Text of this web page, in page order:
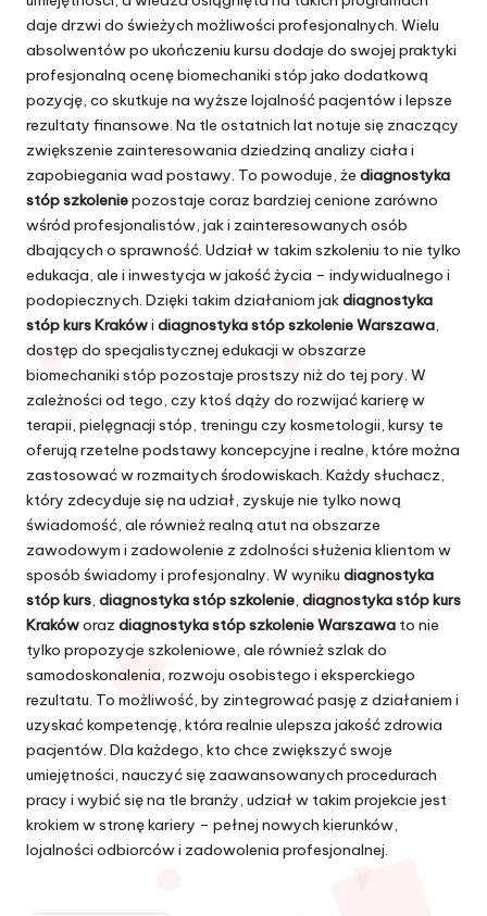
daje drzwi do świeżych możliwości profesjonalnych. Wielu
absolwentów po ukończeniu kursu dodaje do swojej praktyki
profesjonalną ocenę biomechaniki stóp jako dodatkową
pozycję, co skutkuje na wyższe lojalność pacjentów i lepsze
rezultaty finansowe. Na tle ostatnich lat notuje się znaczący
zwiększenie zainteresowania dziedziną analizy ciała i
zapobiegania wad postawy. To powoduje, że diagnostyka
stóp szkoleniepozostaje coraz bardziej cenione zarówno
wśród profesjonalistów, jak i zainteresowanych osób
dbających o sprawność. Udział w takim szkoleniu to nie tylko
edukacja, ale i inwestycja w jakość życia – indywidualnego i
podopiecznych. Dzięki takim działaniom jakdiagnostyka
stóp kurs Krakówi diagnostyka stóp szkolenie Warszawa,
dostęp do specjalistycznej edukacji w obszarze
biomechaniki stóp pozostaje prostszy niż do tej pory. W
zależności od tego, czy ktoś dąży do rozwijać karierę w
terapii, pielęgnacji stóp, treningu czy kosmetologii, kursy te
oferują rzetelne podstawy koncepcyjne i realne, które można
zastosować w rozmaitych środowiskach. Każdy słuchacz,
który zdecyduje się na udział, zyskuje nie tylko nową
świadomość, ale również realną atut na obszarze
zawodowym i zadowolenie z zdolności służenia klientom w
sposób świadomy i profesjonalny. W wyniku diagnostyka
stóp kurs, diagnostyka stóp szkolenie, diagnostyka stóp kurs
Krakóworaz diagnostyka stóp szkolenie Warszawa to nie
tylko propozycje szkoleniowe, ale również szlak do
samodoskonalenia, rozwoju osobistego i eksperckiego
rezultatu. To możliwość, by zintegrować pasję z działaniem i
uzyskać kompetencję, która realnie ulepsza jakość zdrowia
pacjentów. Dla każdego, kto chce zwiększyć swoje
umiejętności, nauczyć się zaawansowanych procedurach
pracy i wybić się na tle branży, udział w takim projekcie jest
krokiem w stronę kariery – pełnej nowych kierunków,
lojalności odbiorców i zadowolenia profesjonalnej.